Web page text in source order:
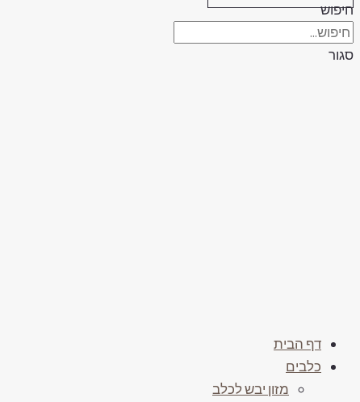
חיפוש
סגור
דף הבית
כלבים
מזון יבש לכלב